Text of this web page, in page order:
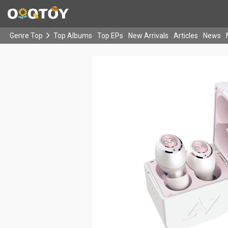
Genre Top Top Albums Top EPs New Arrivals Articles News